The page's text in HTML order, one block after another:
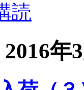
読
年